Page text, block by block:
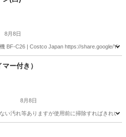
8月8日
BF-C26 | Costco Japan https://share.google/
節、空調家電
ー付き）
8月8日
い汚れ等ありますが使用前に掃除すればきれい